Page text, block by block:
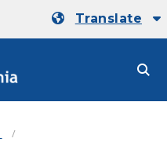
Translate